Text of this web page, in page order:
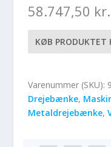
58.747,50 kr.
KØB PRODUKTET
Varenummer (SKU):
Drejebænke,
Metaldrejebænke,